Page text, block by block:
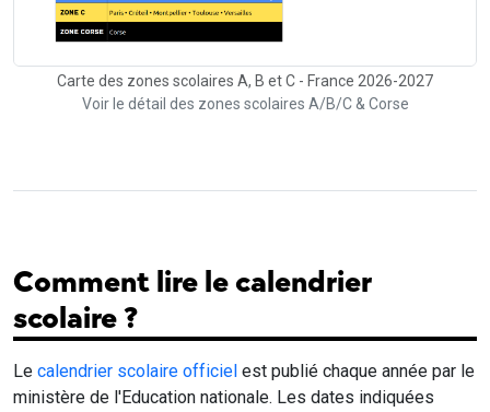
Carte des zones scolaires A, B et C - France 2026-2027
Voir le détail des zones scolaires A/B/C & Corse
Comment lire le calendrier
scolaire ?
Le calendrier scolaire officiel est publié chaque année par le
ministère de l'Education nationale. Les dates indiquées